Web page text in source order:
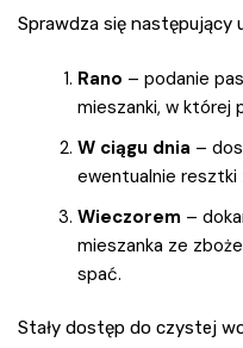
Sprawdza się następujący
Rano – podanie
mieszanki, w której
W ciągu dnia –
ewentualnie resztki
Wieczorem –
mieszanka ze
spać.
Stały dostęp do czystej